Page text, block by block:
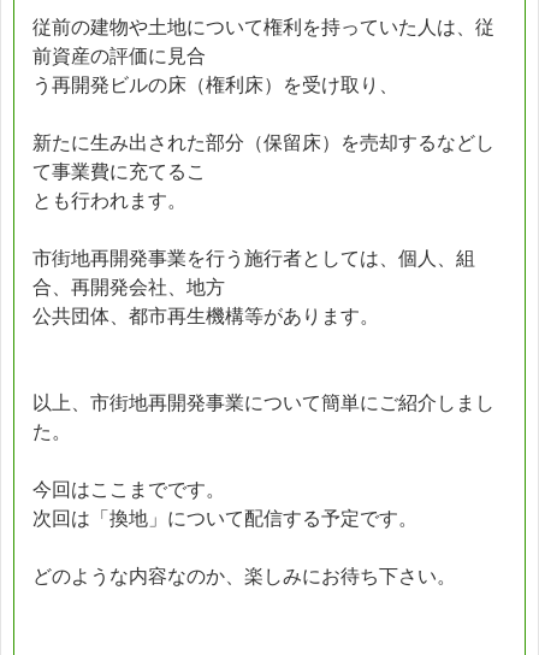
従前の建物や土地について権利を持っていた人は、従
前資産の評価に見合
う再開発ビルの床（権利床）を受け取り、
新たに生み出された部分（保留床）を売却するなどし
て事業費に充てるこ
とも行われます。
市街地再開発事業を行う施行者としては、個人、組
合、再開発会社、地方
公共団体、都市再生機構等があります。
以上、市街地再開発事業について簡単にご紹介しまし
た。
今回はここまでです。
次回は「換地」について配信する予定です。
どのような内容なのか、楽しみにお待ち下さい。